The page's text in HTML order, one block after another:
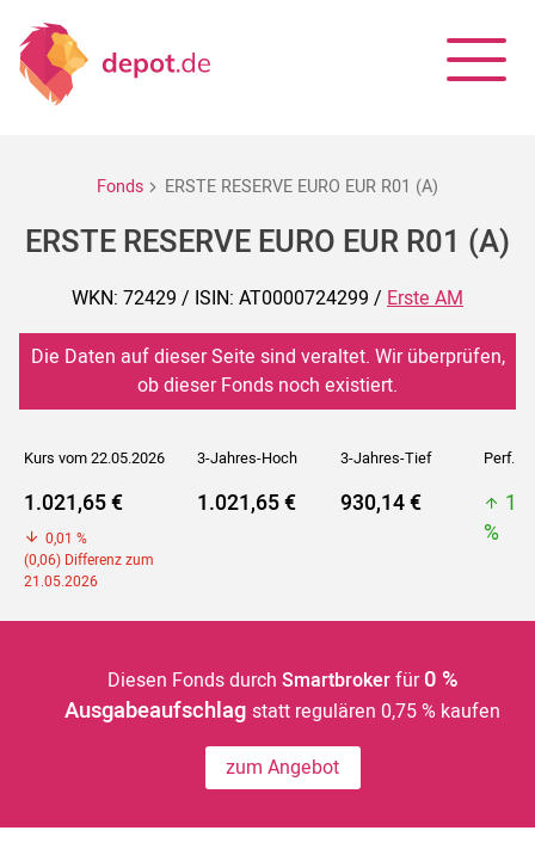
Fonds ERSTE RESERVE EURO EUR R01 (A)
ERSTE RESERVE EURO EUR R01 (A)
WKN: 72429 / ISIN: AT0000724299 / Erste AM
Die Daten auf dieser Seite sind veraltet. Wir überprüfen,
ob dieser Fonds noch existiert.
Kurs vom 22.05.2026 3-Jahres-Hoch 3-Jahres-Tief Perf. 5J
1.021,65 €
0,01 %
(0,06) Differenz zum
21.05.2026
1.021,65 € 930,14 €
%
Diesen Fonds durch Smartbrokerfür 0 %
Ausgabeaufschlagstatt regulären 0,75 % kaufen
zum Angebot